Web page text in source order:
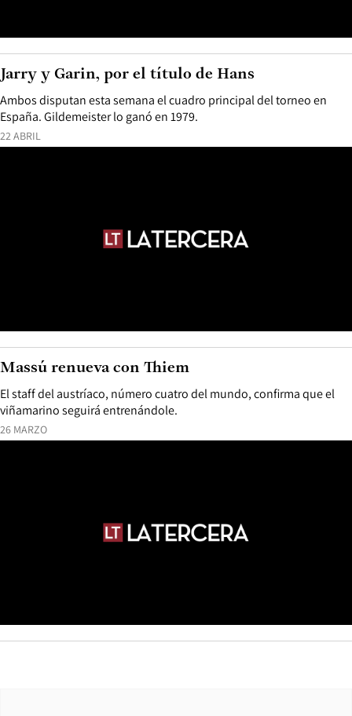
22 ABRIL
Ambos disputan esta semana el cuadro principal del torneo en
España. Gildemeister lo ganó en 1979.
Jarry y Garin, por el título de Hans
26 MARZO
El staff del austríaco, número cuatro del mundo, confirma que el
viñamarino seguirá entrenándole.
Massú renueva con Thiem